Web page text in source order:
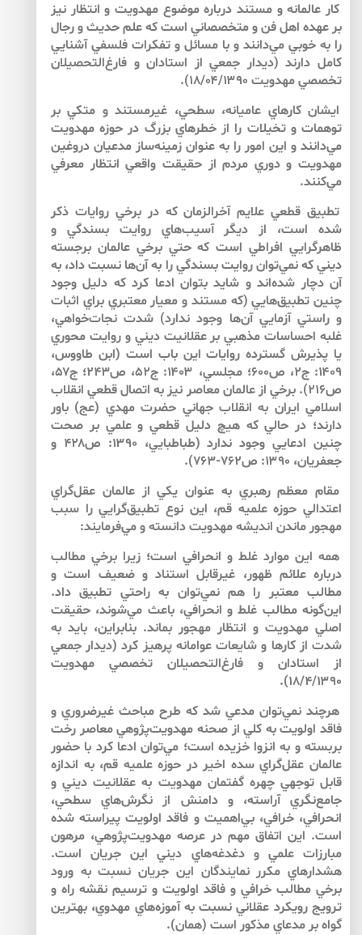
كار عالمانه و مستند درباره موضوع مهدويت و انتظار نيز
بر عهده‌ اهل فن و متخصصاني است كه علم حديث و رجال
را به خوبي مي‌دانند و با مسائل و تفكرات فلسفي آشنايي
كامل دارند (ديدار جمعي از استادان و فارغ‌التحصيلان
تخصصي مهدويت ۱۸/۰۴/۱۳۹۰).
ايشان كارهاي عاميانه، سطحي، غيرمستند و متكي بر
توهمات و تخيلات را از خطرهاي بزرگ در حوزه مهدويت
مي‌دانند و اين امور را به عنوان زمينه‌‌ساز مدعيان دروغين
مهدويت و دوري مردم از حقيقت واقعي انتظار معرفي
مي‌كنند.
تطبيق‌‌ قطعي علايم آخرالزمان كه در برخي روايات ذكر
شده است، از ديگر آسيب‌‌هاي روايت بسندگي و
ظاهرگرايي افراطي است كه حتي برخي عالمان برجسته
ديني كه نمي‌‌توان روايت بسندگي را به آن‌ها نسبت داد، به
آن دچار شده‌‌اند و شايد بتوان ادعا كرد كه دليل وجود
چنين تطبيق‌‌هايي (كه مستند و معيار معتبري براي اثبات
و راستي آزمايي آن‌ها وجود ندارد) شدت نجات‌‌خواهي،
غلبه احساسات مذهبي بر عقلانيت ديني و روايت محوري
يا پذيرش گسترده روايات اين باب است (ابن طاووس،
۱۴۰۹: ج۲، ص۶۰۰؛ مجلسي، ۱۴۰۳: ج۵۲، ص۲۴۳؛ ج۵۷،
ص۲۱۶). برخي از عالمان معاصر نيز به اتصال قطعي انقلاب
اسلامي ايران به انقلاب جهاني حضرت مهدي (عج) باور
دارند؛ در حالي كه هيچ دليل قطعي و علمي بر صحت
چنين ادعايي وجود ندارد (طباطبايي، ۱۳۹۰: ص۴۲۸ و
جعفريان، ۱۳۹۰: ص۷۶۲-۷۶۳).
مقام معظم رهبري به عنوان يكي از عالمان عقل‌‌گراي
اعتدالي حوزه علميه قم، اين نوع تطبيق‌‌گرايي را سبب
مهجور ماندن انديشه مهدويت دانسته و مي‌‌فرمايند:
همه‌ اين موارد غلط و انحرافي است؛ زيرا برخي مطالب
درباره‌ علائم ظهور، غيرقابل استناد و ضعيف است و
مطالب معتبر را هم نمي‌توان به راحتي تطبيق داد.
اين‌‌گونه مطالب غلط و انحرافي، باعث مي‌شوند، حقيقت
اصلي مهدويت و انتظار مهجور بماند. بنابراين، بايد به
شدت از كارها و شايعات عوامانه پرهيز كرد (ديدار جمعي
از استادان و فارغ‌التحصيلان تخصصي مهدويت
۱۸/۴/۱۳۹۰).
هرچند نمي‌‌توان مدعي شد كه طرح مباحث غيرضروري و
فاقد اولويت به كلي از صحنه مهدويت‌‌پژوهي معاصر رخت
بربسته و به انزوا خزيده است؛ مي‌‌توان ادعا كرد با حضور
عالمان عقل‌‌گراي سده اخير در حوزه علميه قم، به اندازه
قابل توجهي چهره گفتمان مهدويت به عقلانيت ديني و
جامع‌‌نگري آراسته، و دامنش از نگرش‌هاي سطحي،
انحرافي، خرافي، بي‌‌اهميت و فاقد اولويت پيراسته شده
است. اين اتفاق مهم در عرصه مهدويت‌‌پژوهي، مرهون
مبارزات علمي و دغدغه‌‌هاي ديني اين جريان است.
هشدارهاي مكرر نمايندگان اين جريان نسبت به ورود
برخي مطالب خرافي و فاقد اولويت و ترسيم نقشه راه و
ترويج رويكرد عقلاني نسبت به آموزه‌هاي مهدوي، بهترين
گواه بر مدعاي مذكور است (همان).